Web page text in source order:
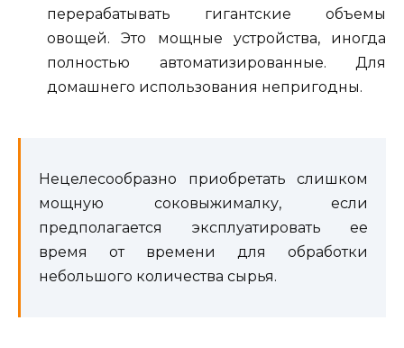
перерабатывать гигантские объемы
овощей. Это мощные устройства, иногда
полностью автоматизированные. Для
домашнего использования непригодны.
Нецелесообразно приобретать слишком
мощную соковыжималку, если
предполагается эксплуатировать ее
время от времени для обработки
небольшого количества сырья.